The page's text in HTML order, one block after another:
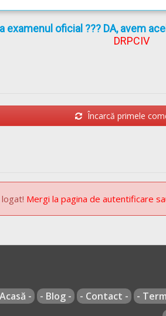
oficial ??? DA, avem
DRPCIV
Încarcă primele
Mergi la pagina de autentificare
- - Blog - - Contact - -